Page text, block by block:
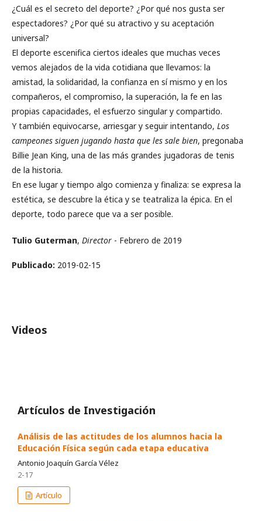
¿Cuál es el secreto del deporte? ¿Por qué nos gusta ser
espectadores? ¿Por qué su atractivo y su aceptación
universal?
El deporte escenifica ciertos ideales que muchas veces
vemos alejados de la vida cotidiana que llevamos: la
amistad, la solidaridad, la confianza en sí mismo y en los
compañeros, el compromiso, la superación, la fe en las
propias capacidades, el esfuerzo singular y compartido.
Y también equivocarse, arriesgar y seguir intentando, Los
campeones siguen jugando hasta que les sale bien, pregonaba
Billie Jean King, una de las más grandes jugadoras de tenis
de la historia.
En ese lugar y tiempo algo comienza y finaliza: se expresa la
estética, se descubre la ética y se teatraliza la épica. En el
deporte, todo parece que va a ser posible.
Tulio Guterman, Director - Febrero de 2019
Publicado: 2019-02-15
Videos
Artículos de Investigación
Análisis de las actitudes de los alumnos hacia la
Educación Física según cada etapa educativa
Antonio Joaquín García Vélez
2-17
Artículo